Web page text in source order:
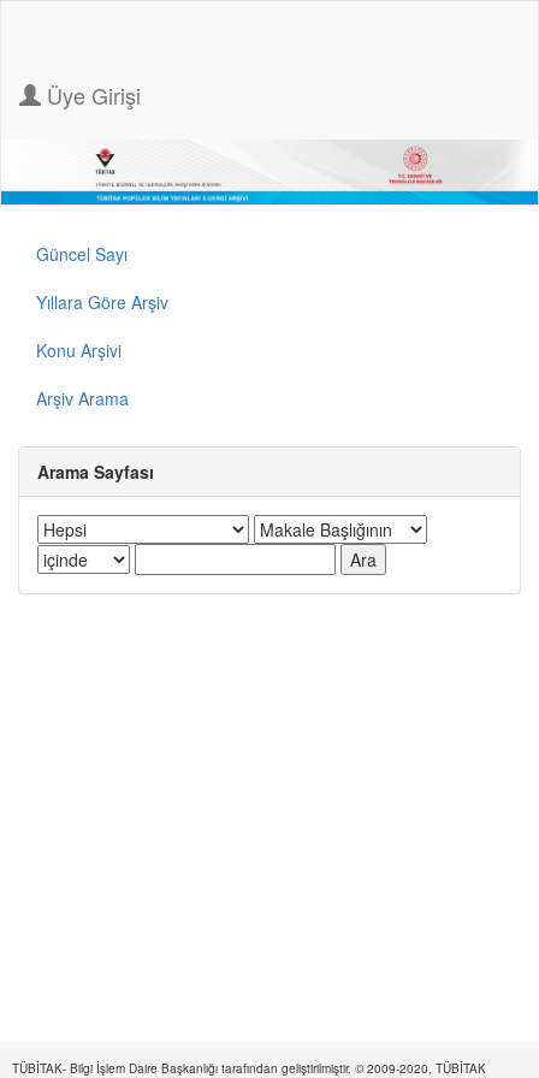
Üye Girişi
Güncel Sayı
Yıllara Göre Arşiv
Konu Arşivi
Arşiv Arama
Arama Sayfası
TÜBİTAK- Bilgi İşlem Daire Başkanlığı tarafından geliştirilmiştir. © 2009-2020, TÜBİTAK